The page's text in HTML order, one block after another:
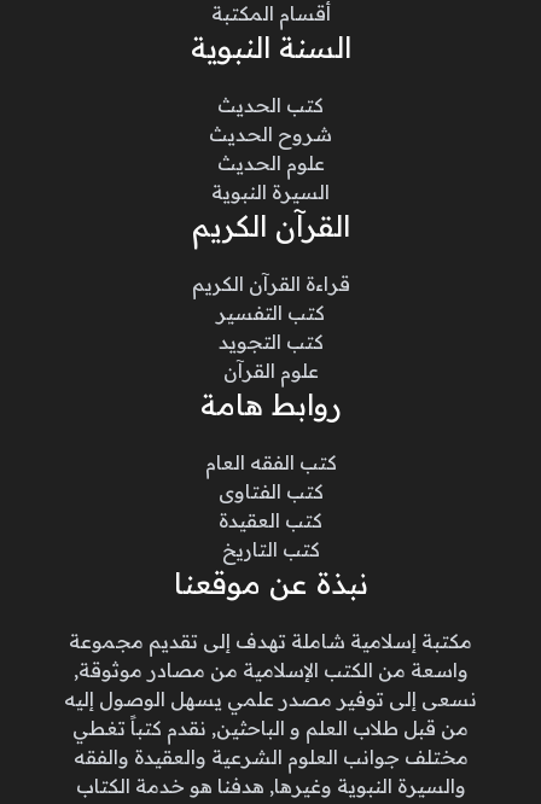
أقسام المكتبة
السنة النبوية
كتب الحديث
شروح الحديث
علوم الحديث
السيرة النبوية
القرآن الكريم
قراءة القرآن الكريم
كتب التفسير
كتب التجويد
علوم القرآن
روابط هامة
كتب الفقه العام
كتب الفتاوى
كتب العقيدة
كتب التاريخ
نبذة عن موقعنا
مكتبة إسلامية شاملة تهدف إلى تقديم مجموعة
واسعة من الكتب الإسلامية من مصادر موثوقة,
نسعى إلى توفير مصدر علمي يسهل الوصول إليه
من قبل طلاب العلم و الباحثين, نقدم كتباً تغطي
مختلف جوانب العلوم الشرعية والعقيدة والفقه
والسيرة النبوية وغيرها, هدفنا هو خدمة الكتاب